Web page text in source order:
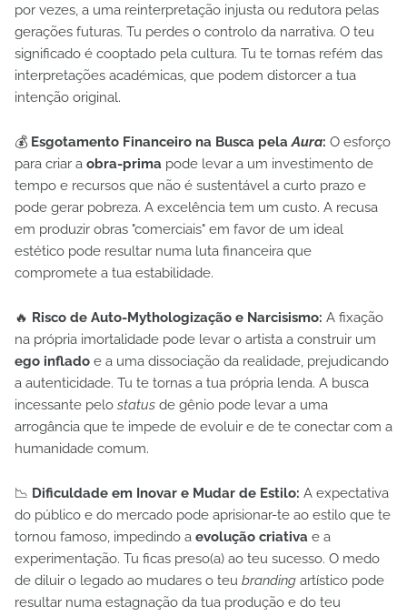
por vezes, a uma reinterpretação injusta ou redutora pelas
gerações futuras. Tu perdes o controlo da narrativa. O teu
significado é cooptado pela cultura. Tu te tornas refém das
interpretações académicas, que podem distorcer a tua
intenção original.
💰 Esgotamento Financeiro na Busca pelaAura: O esforço
para criar a obra-prima pode levar a um investimento de
tempo e recursos que não é sustentável a curto prazo e
pode gerar pobreza. A excelência tem um custo. A recusa
em produzir obras "comerciais" em favor de um ideal
estético pode resultar numa luta financeira que
compromete a tua estabilidade.
🔥 Risco de Auto-Mythologização e Narcisismo: A fixação
na própria imortalidade pode levar o artista a construir um
ego inflado e a uma dissociação da realidade, prejudicando
a autenticidade. Tu te tornas a tua própria lenda. A busca
incessante pelo status de gênio pode levar a uma
arrogância que te impede de evoluir e de te conectar com a
humanidade comum.
📉 Dificuldade em Inovar e Mudar de Estilo: A expectativa
do público e do mercado pode aprisionar-te ao estilo que te
tornou famoso, impedindo a evolução criativa e a
experimentação. Tu ficas preso(a) ao teu sucesso. O medo
de diluir o legado ao mudares o teu branding artístico pode
resultar numa estagnação da tua produção e do teu